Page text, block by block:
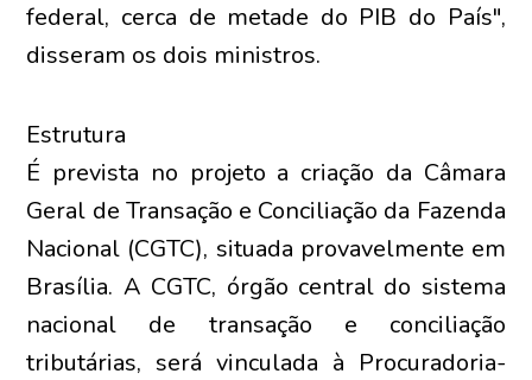
federal, cerca de metade do PIB do País",
disseram os dois ministros.
Estrutura
É prevista no projeto a criação da Câmara
Geral de Transação e Conciliação da Fazenda
Nacional (CGTC), situada provavelmente em
Brasília. A CGTC, órgão central do sistema
nacional de transação e conciliação
tributárias, será vinculada à Procuradoria-